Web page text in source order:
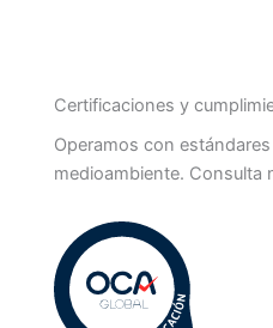
Certificaciones y
Operamos con
medioambiente. Consulta